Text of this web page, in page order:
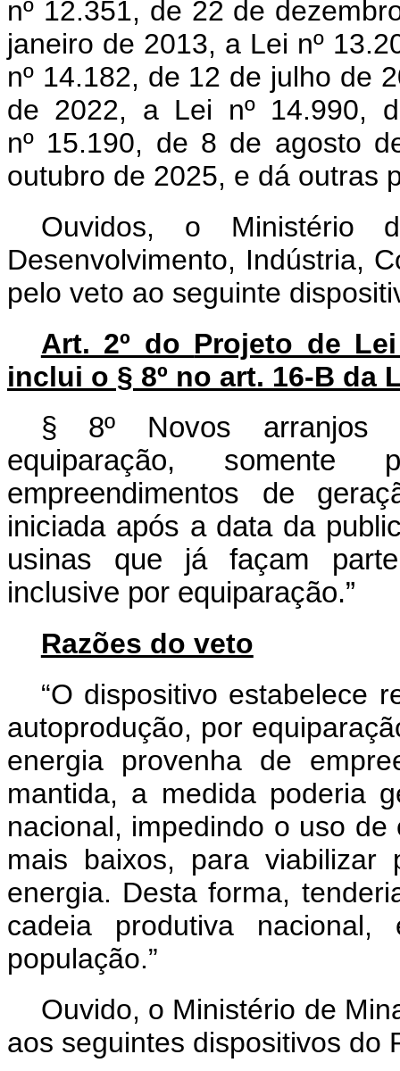
nº 12.351, de 22 de
janeiro de 2013, a Lei nº
nº 14.182, de 12 de julho de
de 2022, a Lei nº 14.990,
nº 15.190, de 8 de agosto
outubro de 2025, e dá outras
Ouvidos, o Ministério
Desenvolvimento, Indústria,
pelo veto ao seguinte
Art. 2º do Projeto de
inclui o § 8º no art. 16-B da
§ 8º Novos arranjos
equiparação,
empreendimentos de
iniciada após a data da
usinas que já façam
inclusive por equiparação.”
Razões do veto
“O dispositivo estabelece
autoprodução, por
energia provenha de
mantida, a medida poderia
nacional, impedindo o uso
mais baixos, para viabilizar
energia. Desta forma,
cadeia produtiva
população.”
Ouvido, o Ministério de
aos seguintes dispositivos do